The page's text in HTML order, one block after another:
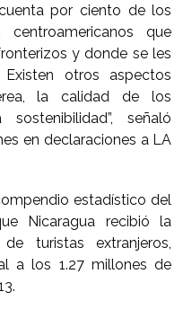
por ciento de los
centroamericanos que
y donde se les
otros aspectos
la calidad de los
señaló
en declaraciones a LA
estadístico del
Nicaragua recibió la
turistas extranjeros,
a los 1.27 millones de